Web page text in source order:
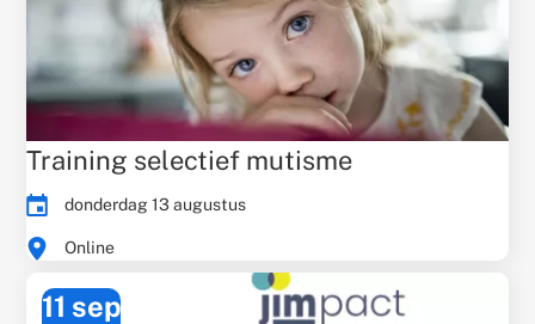
Training selectief mutisme
Evenementdatum:
donderdag 13 augustus
Times:
Evenementlocatie:
Online
11 sep